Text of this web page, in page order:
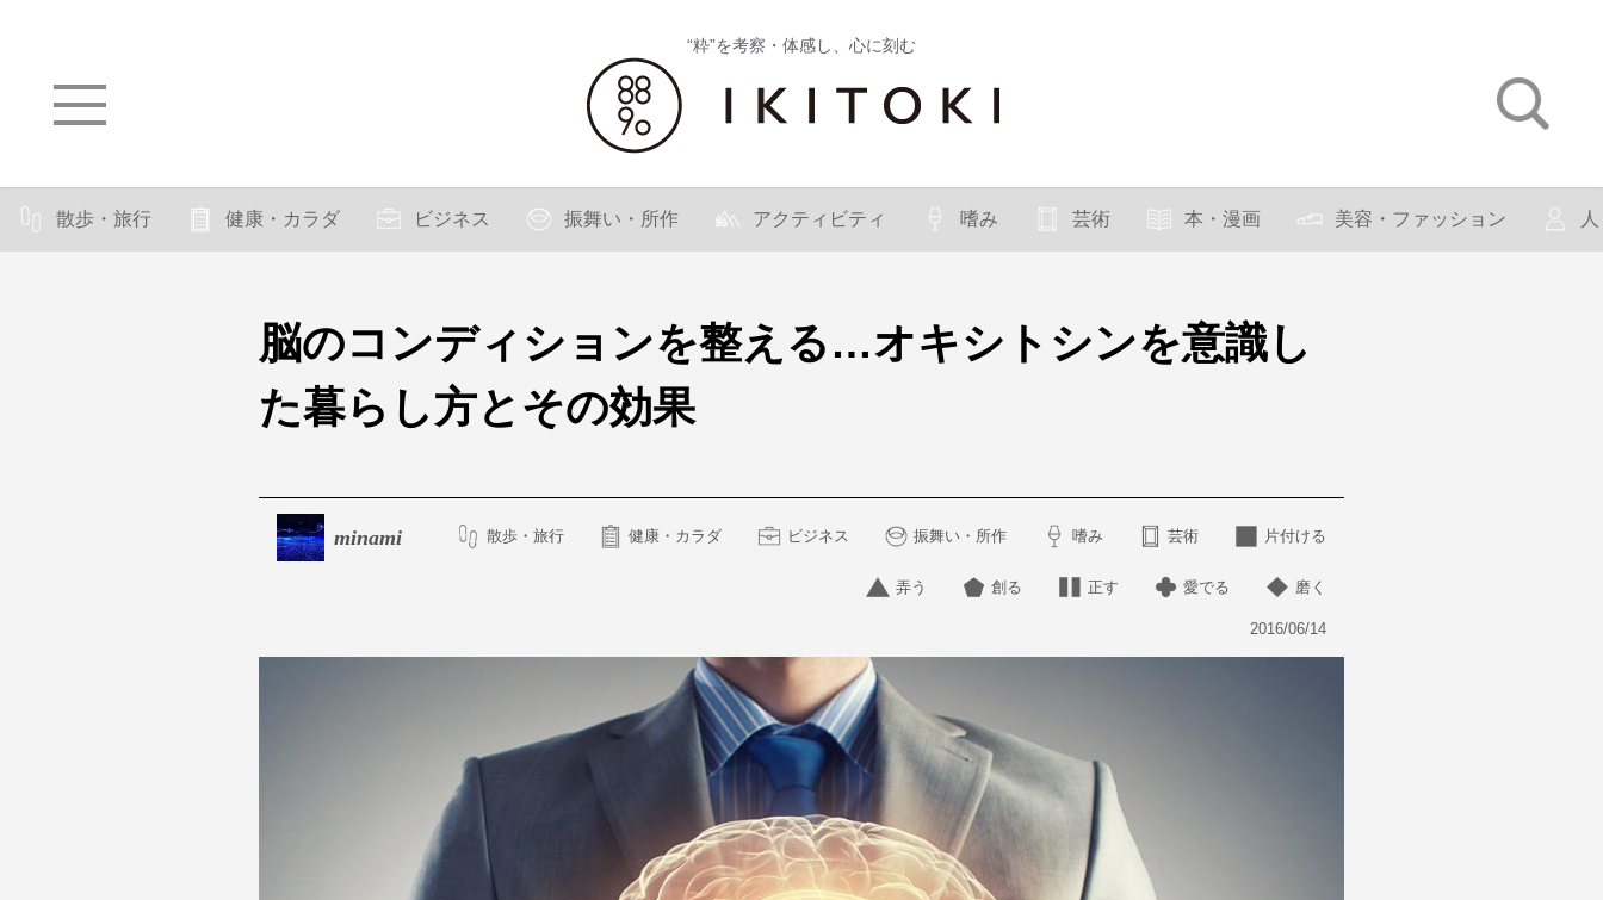
“粋”を考察・体感し、心に刻む
散歩・旅行 健康・カラダ ビジネス 振舞い・所作 アクティビティ 嗜み 芸術 本・漫画 美容・ファッション 人
脳のコンディションを整える…オキシトシンを意識し
た暮らし方とその効果
minami 散歩・旅行 健康・カラダ ビジネス 振舞い・所作 嗜み 芸術 片付ける
弄う 創る 正す 愛でる 磨く
2016/06/14